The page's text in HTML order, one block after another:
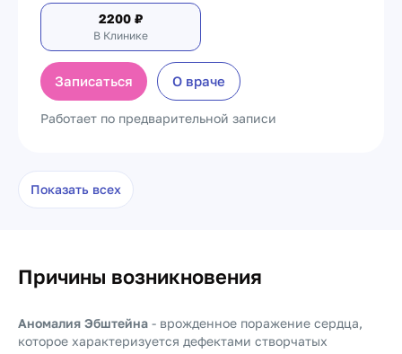
2200 ₽
В Клинике
Записаться О враче
Работает по предварительной записи
Показать всех
Причины возникновения
Аномалия Эбштейна - врожденное поражение сердца,
которое характеризуется дефектами створчатых